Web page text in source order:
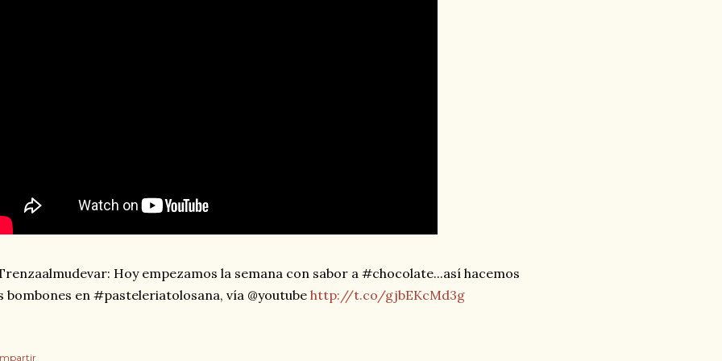
Hoy empezamos la semana con sabor a #chocolate...así hacemos
bombones en #pasteleriatolosana, vía @youtube http://t.co/gjbEKcMd3g